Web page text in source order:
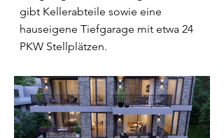
gibt Kellerabteile sowie eine
hauseigene Tiefgarage mit etwa 24
PKW Stellplätzen.